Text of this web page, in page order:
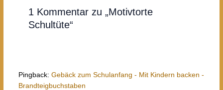
1 Kommentar zu „Motivtorte
Schultüte“
Pingback: Gebäck zum Schulanfang - Mit Kindern backen -
Brandteigbuchstaben